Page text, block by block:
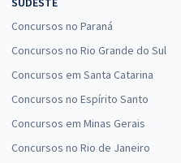
Concursos no Paraná
Concursos no Rio Grande do Sul
Concursos em Santa Catarina
Concursos no Espírito Santo
Concursos em Minas Gerais
Concursos no Rio de Janeiro